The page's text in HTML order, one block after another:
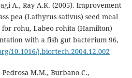
A., Ray A.K. (2005). Improvement
pea (Lathyrus sativus) seed meal
rohu, Labeo rohita (Hamilton)
with a fish gut bacterium 96,
10.1016/j.biortech.2004.12.002
M.M., Burbano C.,